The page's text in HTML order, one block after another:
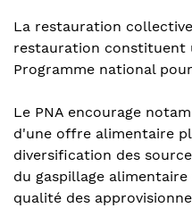
La restauration
restauration constituent
Programme national
Le PNA encourage
d'une offre alimentaire
diversification des
du gaspillage
qualité des